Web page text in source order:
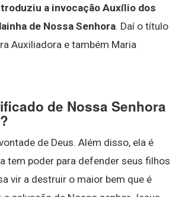
a invocação Auxílio dos
de Nossa Senhora. Daí o título
Auxiliadora e também Maria
de Nossa Senhora
de Deus. Além disso, ela é
tem poder para defender seus filhos
vir a destruir o maior bem que é